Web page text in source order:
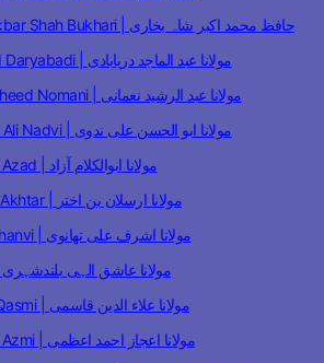
Hafiz Muhammad Akbar Shah Bukhari | حافظ محمد اکبر شاہ بخاری
Maulana Abdul Majid Daryabadi | مولانا عبد الماجد دریابادی
Maulana Abd Ur Rasheed Nomani | مولانا عبد الرشید نعمانی
Maulana Abul Hasan Ali Nadvi | مولانا ابو الحسن علی ندوی
Maulana Abul Kalam Azad | مولانا ابوالکلام آزاد
Maulana Arsalan Bin Akhtar | مولانا ارسلان بن اختر
Maulana Ashraf Ali Thanvi | مولانا اشرف علی تھانوی
Maulana Ashiq Ilahi | مولانا عاشق الہی بلندشہری
Maulana Ala ud Din Qasmi | مولانا علاء الدین قاسمی
Maulana Ijaz Ahmad Azmi | مولانا اعجاز احمد اعظمی